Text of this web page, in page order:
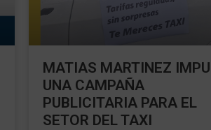
MATIAS MARTINEZ
UNA CAMPAÑA
PUBLICITARIA PARA EL
SETOR DEL TAXI